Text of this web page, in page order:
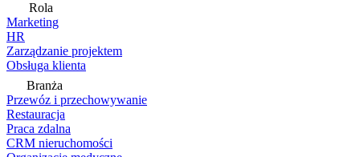
Rola
Marketing
HR
Zarządzanie projektem
Obsługa klienta
Branża
Przewóz i przechowywanie
Restauracja
Praca zdalna
CRM nieruchomości